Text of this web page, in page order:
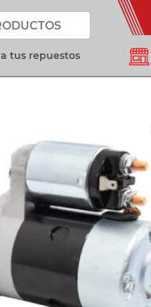
tus repuestos